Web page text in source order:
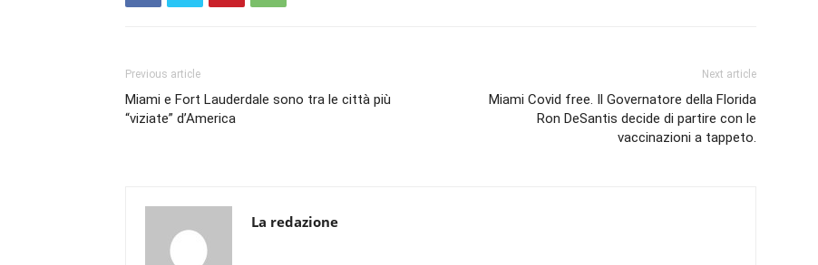
Previous article
Miami e Fort Lauderdale sono tra le città più
“viziate” d’America
Next article
Miami Covid free. Il Governatore della Florida
Ron DeSantis decide di partire con le
vaccinazioni a tappeto.
La redazione